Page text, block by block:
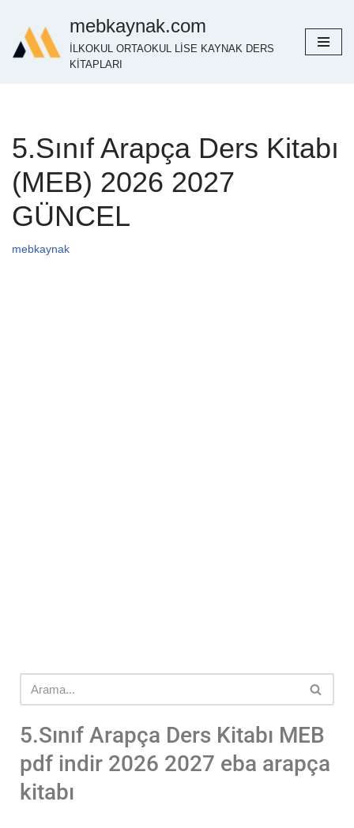
İçeriğe
geç
mebkaynak.com
İLKOKUL ORTAOKUL LİSE KAYNAK DERS
KİTAPLARI
5.Sınıf Arapça Ders Kitabı
(MEB) 2026 2027
GÜNCEL
mebkaynak
5.Sınıf Arapça Ders Kitabı MEB
pdf indir 2026 2027 eba arapça
kitabı